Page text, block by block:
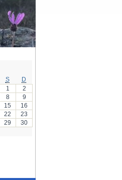
S
D
1
2
8
9
15
16
22
23
29
30